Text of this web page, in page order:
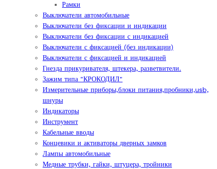
Рамки
Выключатели автомобильные
Выключатели без фиксации и индикации
Выключатели без фиксации с индикацией
Выключатели с фиксацией (без индикации)
Выключатели с фиксацией и индикацией
Гнезда прикуривателя, штекера, разветвители.
Зажим типа "КРОКОДИЛ"
Измерительные приборы,блоки питания,пробники,usb,
шнуры
Индикаторы
Инструмент
Кабельные вводы
Концевики и активаторы дверных замков
Лампы автомобильные
Медные трубки, гайки, штуцера, тройники